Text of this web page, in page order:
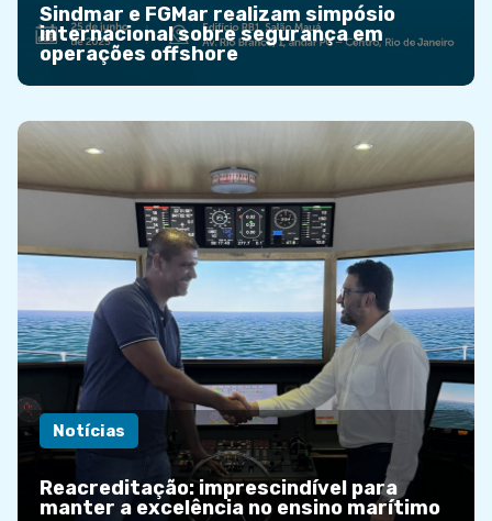
Sindmar e FGMar realizam simpósio
internacional sobre segurança em
operações offshore
Notícias
Reacreditação: imprescindível para
manter a excelência no ensino marítimo